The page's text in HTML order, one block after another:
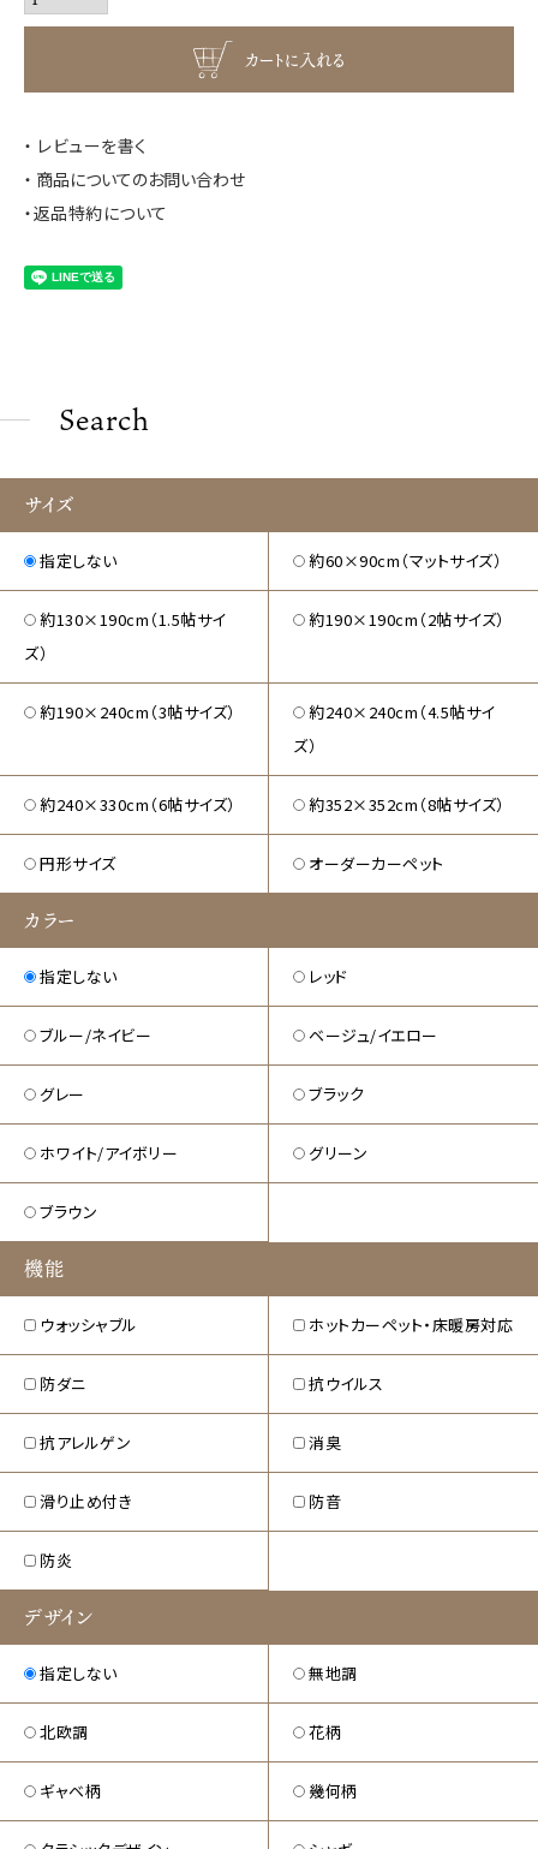
カートに入れる
レビューを書く
商品についてのお問い合わせ
返品特約について
Search
サイズ
指定しない 約60×90cm（マットサイズ）
約130×190cm（1.5帖サイ
ズ）
約190×190cm（2帖サイズ）
約190×240cm（3帖サイズ）
約240×240cm（4.5帖サイ
ズ）
約240×330cm（6帖サイズ） 約352×352cm（8帖サイズ）
円形サイズ オーダーカーペット
カラー
指定しない レッド
ブルー/ネイビー ベージュ/イエロー
グレー ブラック
ホワイト/アイボリー グリーン
ブラウン
機能
ウォッシャブル ホットカーペット・床暖房対応
防ダニ 抗ウイルス
抗アレルゲン 消臭
滑り止め付き 防音
防炎
デザイン
指定しない 無地調
北欧調 花柄
ギャベ柄 幾何柄